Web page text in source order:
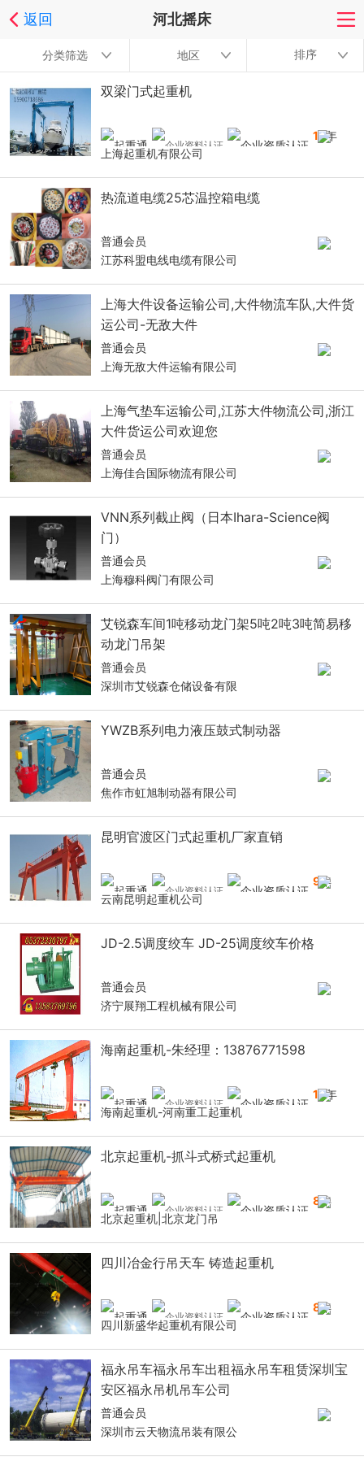
返回 河北摇床
分类筛选 地区 排序
双梁门式起重机
16年
上海起重机有限公司
热流道电缆25芯温控箱电缆
普通会员
江苏科盟电线电缆有限公司
上海大件设备运输公司,大件物流车队,大件货
运公司-无敌大件
普通会员
上海无敌大件运输有限公司
上海气垫车运输公司,江苏大件物流公司,浙江
大件货运公司欢迎您
普通会员
上海佳合国际物流有限公司
VNN系列截止阀（日本Ihara-Science阀
门）
普通会员
上海穆科阀门有限公司
艾锐森车间1吨移动龙门架5吨2吨3吨简易移
动龙门吊架
普通会员
深圳市艾锐森仓储设备有限
YWZB系列电力液压鼓式制动器
普通会员
焦作市虹旭制动器有限公司
昆明官渡区门式起重机厂家直销
9年
云南昆明起重机公司
JD-2.5调度绞车 JD-25调度绞车价格
普通会员
济宁展翔工程机械有限公司
海南起重机-朱经理：13876771598
14年
海南起重机-河南重工起重机
北京起重机-抓斗式桥式起重机
8年
北京起重机|北京龙门吊
四川冶金行吊天车 铸造起重机
8年
四川新盛华起重机有限公司
福永吊车福永吊车出租福永吊车租赁深圳宝
安区福永吊机吊车公司
普通会员
深圳市云天物流吊装有限公